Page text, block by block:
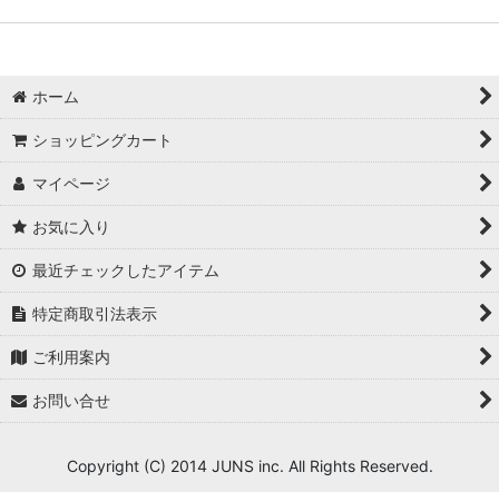
ホーム
ショッピングカート
マイページ
お気に入り
最近チェックしたアイテム
特定商取引法表示
ご利用案内
お問い合せ
Copyright (C) 2014 JUNS inc. All Rights Reserved.